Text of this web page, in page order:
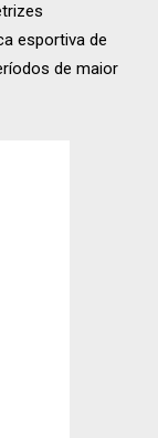
esportiva de
de maior